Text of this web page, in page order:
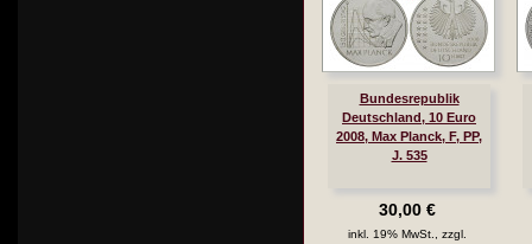
Bundesrepublik
Deutschland, 10 Euro
2008, Max Planck, F, PP,
J. 535
30,00 €
inkl. 19% MwSt., zzgl.